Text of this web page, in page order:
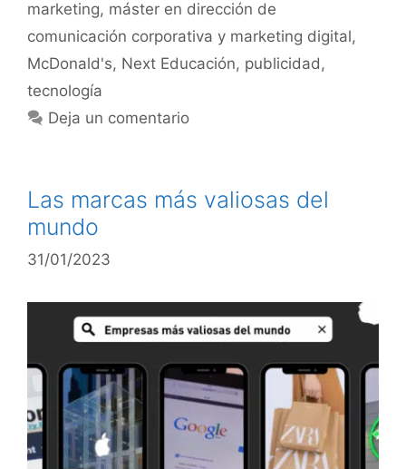
marketing, máster en dirección de
comunicación corporativa y marketing digital,
McDonald's, Next Educación, publicidad,
tecnología
Deja un comentario
Las marcas más valiosas del
mundo
31/01/2023